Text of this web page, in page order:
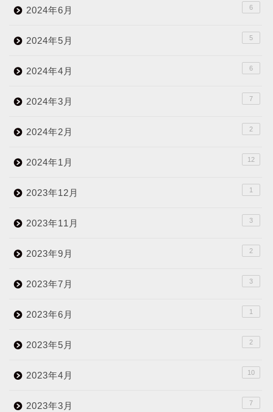
2024年6月 6
2024年5月 5
2024年4月 6
2024年3月 7
2024年2月 2
2024年1月 12
2023年12月 1
2023年11月 3
2023年9月 2
2023年7月 3
2023年6月 1
2023年5月 2
2023年4月 10
2023年3月 7